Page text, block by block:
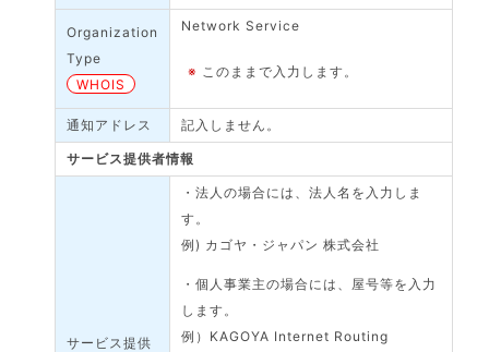
Organization
Type
WHOIS
Network Service
※ このままで入力します。
通知アドレス 記入しません。
サービス提供者情報
サービス提供
・法人の場合には、法人名を入力しま
す。
例) カゴヤ・ジャパン 株式会社
・個人事業主の場合には、屋号等を入力
します。
例）KAGOYA Internet Routing